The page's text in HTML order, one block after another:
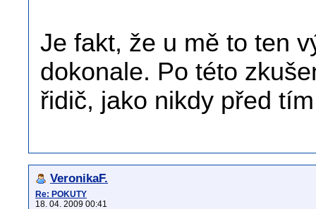
Je fakt, že u mě to ten
dokonale. Po této
řidič, jako nikdy před
VeronikaF.
Re: POKUTY
18. 04. 2009 00:41